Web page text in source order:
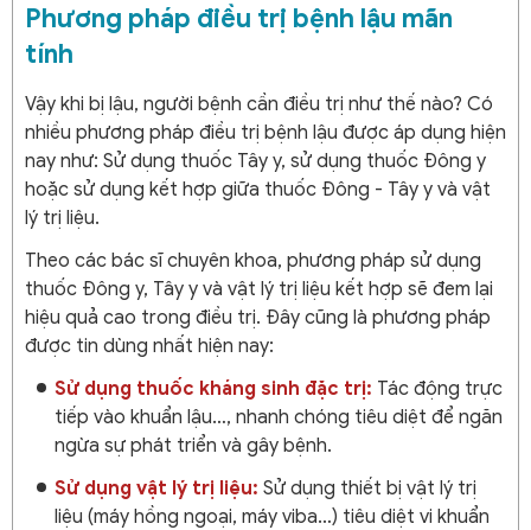
Phương pháp điều trị bệnh lậu mãn
tính
Vậy khi bị lậu, người bệnh cần điều trị như thế nào? Có
nhiều phương pháp điều trị bệnh lậu được áp dụng hiện
nay như: Sử dụng thuốc Tây y, sử dụng thuốc Đông y
hoặc sử dụng kết hợp giữa thuốc Đông - Tây y và vật
lý trị liệu.
Theo các bác sĩ chuyên khoa, phương pháp sử dụng
thuốc Đông y, Tây y và vật lý trị liệu kết hợp sẽ đem lại
hiệu quả cao trong điều trị. Đây cũng là phương pháp
được tin dùng nhất hiện nay:
Sử dụng thuốc kháng sinh đặc trị: Tác động trực
tiếp vào khuẩn lậu…, nhanh chóng tiêu diệt để ngăn
ngừa sự phát triển và gây bệnh.
Sử dụng vật lý trị liệu: Sử dụng thiết bị vật lý trị
liệu (máy hồng ngoại, máy viba…) tiêu diệt vi khuẩn